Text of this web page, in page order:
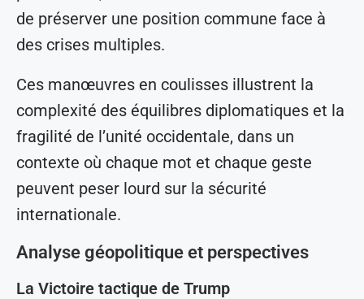
de préserver une position commune face à
des crises multiples.
Ces manœuvres en coulisses illustrent la
complexité des équilibres diplomatiques et la
fragilité de l’unité occidentale, dans un
contexte où chaque mot et chaque geste
peuvent peser lourd sur la sécurité
internationale.
Analyse géopolitique et perspectives
La Victoire tactique de Trump